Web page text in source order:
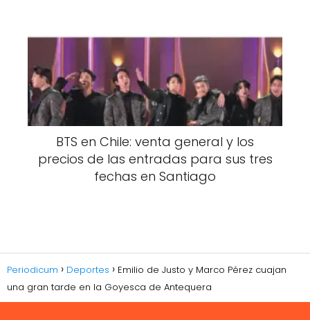
BTS en Chile: venta general y los
precios de las entradas para sus tres
fechas en Santiago
Periodicum Deportes
Emilio de Justo y Marco Pérez cuajan
una gran tarde en la Goyesca de Antequera